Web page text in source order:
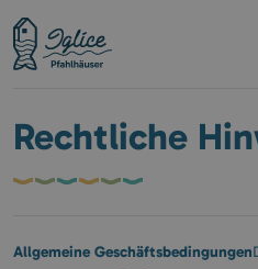
Rechtliche
Allgemeine Geschäftsbedingungen